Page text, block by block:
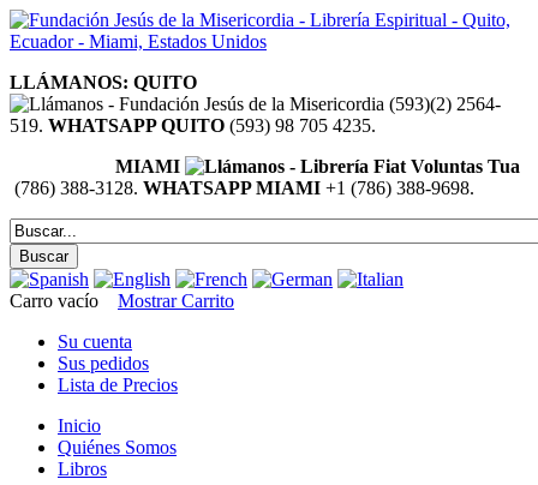
LLÁMANOS: QUITO
(593)(2) 2564-
519. WHATSAPP QUITO (593) 98 705 4235.
MIAMI
(786) 388-3128. WHATSAPP MIAMI +1 (786) 388-9698.
Carro vacío
Mostrar Carrito
Su cuenta
Sus pedidos
Lista de Precios
Inicio
Quiénes Somos
Libros